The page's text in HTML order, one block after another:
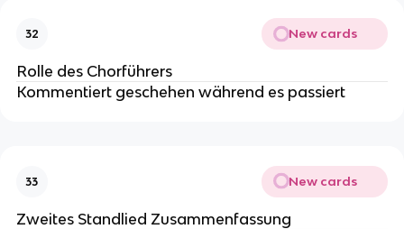
32 New cards
Rolle des Chorführers
Kommentiert geschehen während es passiert
33 New cards
Zweites Standlied Zusammenfassung